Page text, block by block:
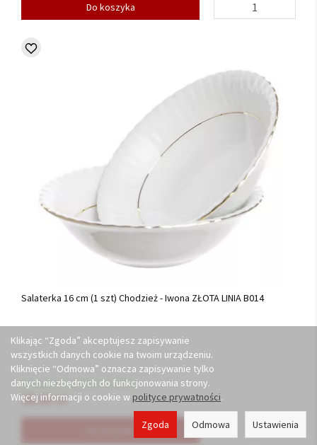
Do koszyka
Salaterka 16 cm (1 szt) Chodzież - Iwona ZŁOTA LINIA B014
Dostępny (wysyłka do 48h)
28,60 zł
Klikając “Zgoda” akceptujesz zapisywanie
wszystkich danych cookie na twoim urządzeniu.
Kliknięcie “Odmowa” oznacza zapisywanie tylko
danych niezbędnych do funkcjonowania strony.
Więcej informacji o cookie w polityce prywatności.
Ustawienia
Odmowa
Zgoda